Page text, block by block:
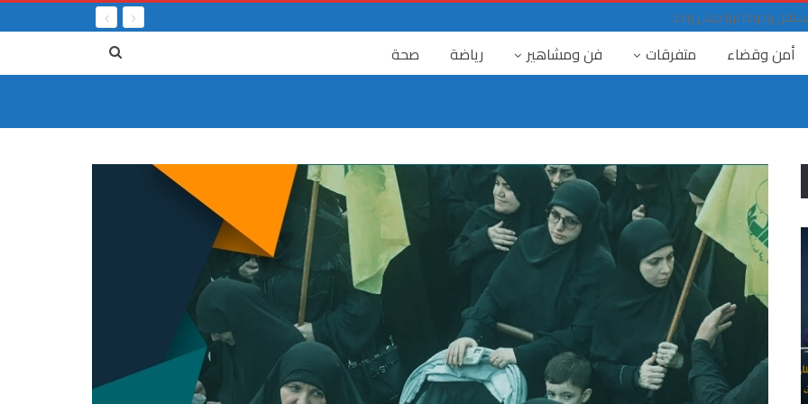
مستقل ودولة لها جيش واحد
أمن وقضاء متفرقات فن ومشاهير رياضة صحة
العدالة المفقودة : خمس سنوات على جريمة ٤ آب